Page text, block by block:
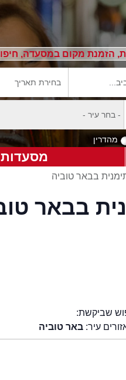
הזמנת מקום במסעדה,
מהדרין
מסעדות
בבאר טוביה
בבאר
שביקשת:
עיר: באר טוביה